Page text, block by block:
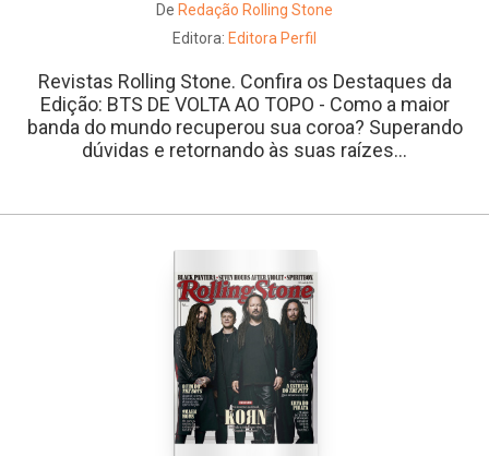
De Redação Rolling Stone
Editora: Editora Perfil
Revistas Rolling Stone. Confira os Destaques da
Edição: BTS DE VOLTA AO TOPO - Como a maior
banda do mundo recuperou sua coroa? Superando
dúvidas e retornando às suas raízes...